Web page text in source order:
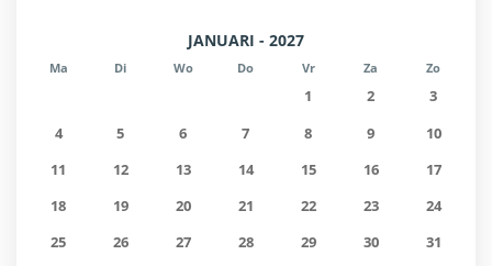
JANUARI - 2027
Ma Di Wo Do Vr Za Zo
1 2
3
4
5 6 7 8 9
10
11
12 13 14 15 16
17
18
19 20 21 22 23
24
25
26 27 28 29 30 31